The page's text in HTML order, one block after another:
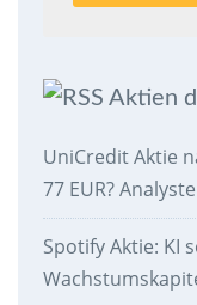
Aktien
UniCredit Aktie
77 EUR?
Spotify Aktie: KI